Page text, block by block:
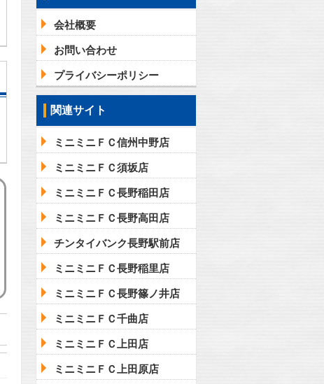
会社概要
お問い合わせ
プライバシーポリシー
関連サイト
ミニミニＦＣ信州中野店
ミニミニＦＣ須坂店
ミニミニＦＣ長野稲田店
ミニミニＦＣ長野高田店
チンタイバンク長野駅前店
ミニミニＦＣ長野稲里店
ミニミニＦＣ長野篠ノ井店
ミニミニＦＣ千曲店
ミニミニＦＣ上田店
ミニミニＦＣ上田原店